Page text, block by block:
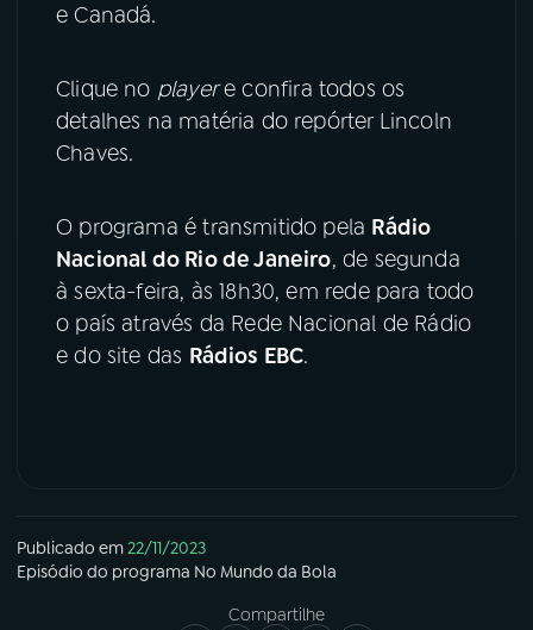
TikTok
e Canadá.
Clique no playere confira todos os
detalhes na matéria do repórter Lincoln
Chaves.
O programa é transmitido pela Rádio
Nacional do Rio de Janeiro, de segunda
à sexta-feira, às 18h30, em rede para todo
o país através da Rede Nacional de Rádio
e do site das Rádios EBC.
Publicado em22/11/2023
Episódio do programa No Mundo da Bola
Compartilhe